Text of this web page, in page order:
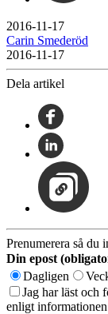
2016-11-17
Carin Smederöd
2016-11-17
Dela artikel
Prenumerera så du
Din epost
Dagligen
Jag har läst och
enligt